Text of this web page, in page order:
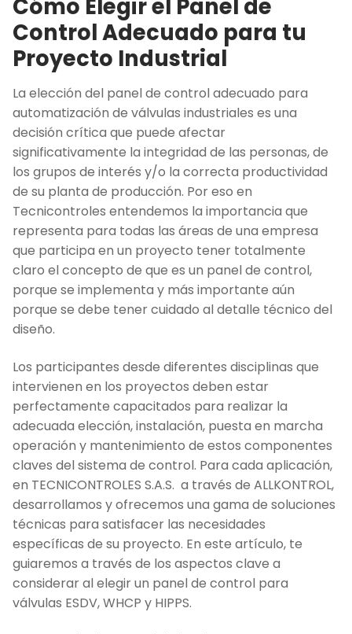
Cómo Elegir el Panel de
Control Adecuado para tu
Proyecto Industrial
La elección del panel de control adecuado para
automatización de válvulas industriales es una
decisión crítica que puede afectar
significativamente la integridad de las personas, de
los grupos de interés y/o la correcta productividad
de su planta de producción. Por eso en
Tecnicontroles entendemos la importancia que
representa para todas las áreas de una empresa
que participa en un proyecto tener totalmente
claro el concepto de que es un panel de control,
porque se implementa y más importante aún
porque se debe tener cuidado al detalle técnico del
diseño.
Los participantes desde diferentes disciplinas que
intervienen en los proyectos deben estar
perfectamente capacitados para realizar la
adecuada elección, instalación, puesta en marcha
operación y mantenimiento de estos componentes
claves del sistema de control. Para cada aplicación,
en TECNICONTROLES S.A.S. a través de ALLKONTROL,
desarrollamos y ofrecemos una gama de soluciones
técnicas para satisfacer las necesidades
específicas de su proyecto. En este artículo, te
guiaremos a través de los aspectos clave a
considerar al elegir un panel de control para
válvulas ESDV, WHCP y HIPPS.